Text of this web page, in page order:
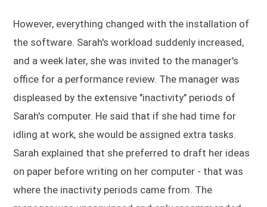
However, everything changed with the installation of
the software. Sarah's workload suddenly increased,
and a week later, she was invited to the manager's
office for a performance review. The manager was
displeased by the extensive "inactivity" periods of
Sarah's computer. He said that if she had time for
idling at work, she would be assigned extra tasks.
Sarah explained that she preferred to draft her ideas
on paper before writing on her computer - that was
where the inactivity periods came from. The